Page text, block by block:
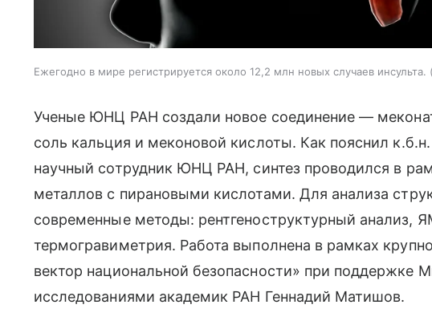
Ежегодно в мире регистрируется около 12,2 млн новых случаев инсульта.
Ученые ЮНЦ РАН создали новое соединение —
соль кальция и меконовой кислоты. Как пояснил
научный сотрудник ЮНЦ РАН, синтез проводился в
металлов с пирановыми кислотами. Для анализа
современные методы: рентгеноструктурный анализ,
термогравиметрия. Работа выполнена в рамках
вектор национальной безопасности» при поддержке
исследованиями академик РАН Геннадий Матишов.